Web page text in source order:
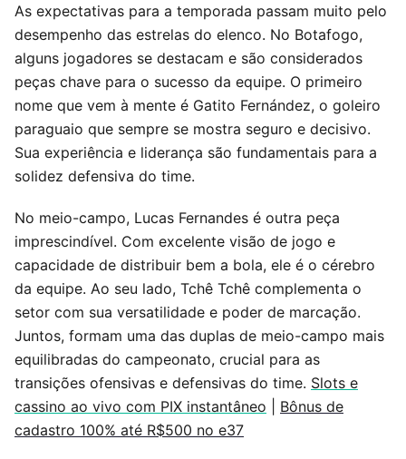
As expectativas para a temporada passam muito pelo
desempenho das estrelas do elenco. No Botafogo,
alguns jogadores se destacam e são considerados
peças chave para o sucesso da equipe. O primeiro
nome que vem à mente é Gatito Fernández, o goleiro
paraguaio que sempre se mostra seguro e decisivo.
Sua experiência e liderança são fundamentais para a
solidez defensiva do time.
No meio-campo, Lucas Fernandes é outra peça
imprescindível. Com excelente visão de jogo e
capacidade de distribuir bem a bola, ele é o cérebro
da equipe. Ao seu lado, Tchê Tchê complementa o
setor com sua versatilidade e poder de marcação.
Juntos, formam uma das duplas de meio-campo mais
equilibradas do campeonato, crucial para as
transições ofensivas e defensivas do time. Slots e
cassino ao vivo com PIX instantâneo
Bônus de
cadastro 100% até R$500 no e37